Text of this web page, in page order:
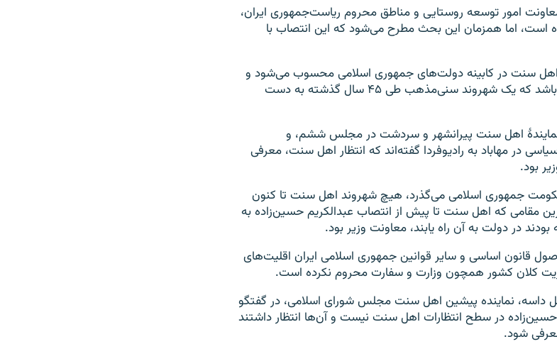
امور توسعه روستایی و مناطق محروم ریاست‌جمهوری ایران،
است، اما همزمان این بحث مطرح می‌شود که این انتصاب با
اهل سنت در کابینه دولت‌های جمهوری اسلامی محسوب می‌شود و
این می‌تواند بالاترین سمت دولتی باشد که یک شهروند سنی‌مذهب طی ۴۵ سال گذشته به دست
اهل سنت پیرانشهر و سردشت در مجلس ششم، و
در مهاباد به رادیوفردا گفته‌اند که انتظار اهل سنت،‌ معرفی
بود.
حکومت جمهوری اسلامی می‌گذرد، هیچ شهروند اهل سنت تا کنون
مقامی که اهل سنت تا پیش از انتصاب عبدالکریم حسین‌زاده به
در دولت به آن راه یابند، معاونت وزیر بود.
قانون اساسی و سایر قوانین جمهوری اسلامی ایران اقلیت‌های
کلان کشور همچون وزارت و سفارت محروم نکرده است.
داسه،‌ نماینده پیشین اهل سنت مجلس شورای اسلامی، در گفتگو
حسین‌زاده در سطح انتظارات اهل سنت نیست و آن‌ها انتظار داشتند
شود.